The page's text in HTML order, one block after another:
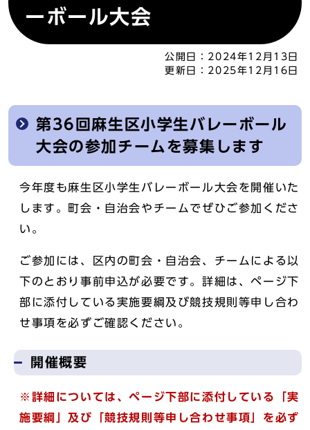
ーボール大会
公開日： 2024年12月13日
更新日： 2025年12月16日
第36回麻生区小学生バレーボール
大会の参加チームを募集します
今年度も麻生区小学生バレーボール大会を開催いた
します。町会・自治会やチームでぜひご参加くださ
い。
ご参加には、区内の町会・自治会、チームによる以
下のとおり事前申込が必要です。詳細は、ページ下
部に添付している実施要綱及び競技規則等申し合わ
せ事項を必ずご確認ください。
開催概要
※詳細については、ページ下部に添付している「実
施要綱」及び「競技規則等申し合わせ事項」を必ず